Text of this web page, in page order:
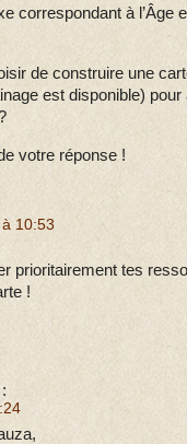
correspondant à l’Âge
de construire une
est disponible)
votre réponse !
10:53
prioritairement tes
!